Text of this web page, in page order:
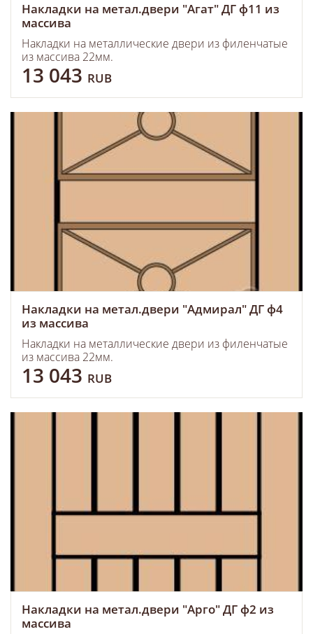
Накладки на метал.двери "Агат" ДГ ф11 из
массива
Накладки на металлические двери из филенчатые
из массива 22мм.
13 043 RUB
Накладки на метал.двери "Адмирал" ДГ ф4
из массива
Накладки на металлические двери из филенчатые
из массива 22мм.
13 043 RUB
Накладки на метал.двери "Арго" ДГ ф2 из
массива